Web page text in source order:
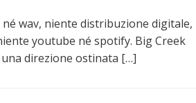
wav, niente distribuzione digitale,
youtube né spotify. Big Creek
una direzione ostinata […]